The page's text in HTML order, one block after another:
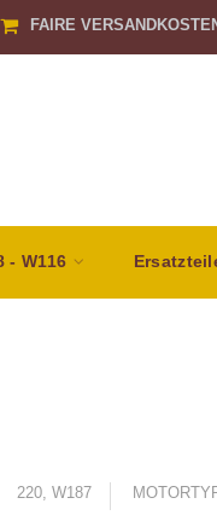
FAIRE
- W116
220, W187